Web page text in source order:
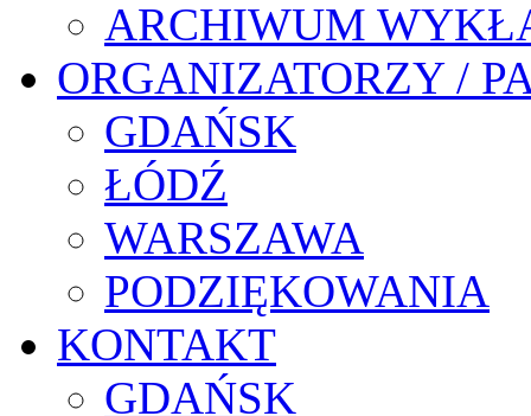
ARCHIWUM
ORGANIZATORZY /
GDAŃSK
ŁÓDŹ
WARSZAWA
PODZIĘKOWANIA
KONTAKT
GDAŃSK